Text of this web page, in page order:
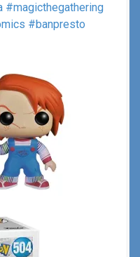
#magicthegathering
#banpresto